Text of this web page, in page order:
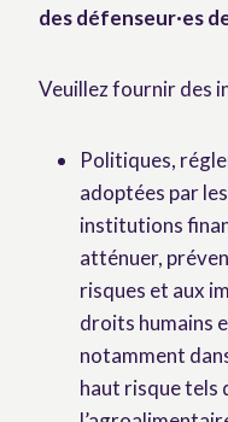
des défenseur·es
Veuillez fournir des
Politiques,
adoptées par
institutions
atténuer,
risques et aux
droits humains
notamment
haut risque tels